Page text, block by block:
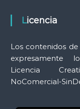
Licencia
Los contenidos
expresamente
Licencia
NoComercial-